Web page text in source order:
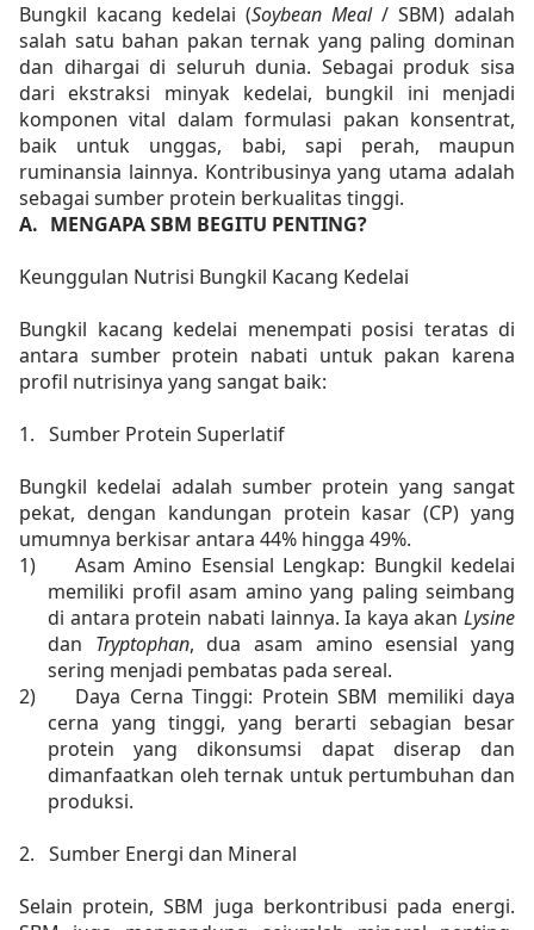
Bungkil kacang kedelai (Soybean Meal/ SBM) adalah
salah satu bahan pakan ternak yang paling dominan
dan dihargai di seluruh dunia. Sebagai produk sisa
dari ekstraksi minyak kedelai, bungkil ini menjadi
komponen vital dalam formulasi pakan konsentrat,
baik untuk unggas, babi, sapi perah, maupun
ruminansia lainnya. Kontribusinya yang utama adalah
sebagai sumber protein berkualitas tinggi.
A. MENGAPA SBM BEGITU PENTING?
Keunggulan Nutrisi Bungkil Kacang Kedelai
Bungkil kacang kedelai menempati posisi teratas di
antara sumber protein nabati untuk pakan karena
profil nutrisinya yang sangat baik:
1. Sumber Protein Superlatif
Bungkil kedelai adalah sumber protein yang sangat
pekat, dengan kandungan protein kasar (CP) yang
umumnya berkisar antara 44% hingga 49%.
1)
Asam Amino Esensial Lengkap: Bungkil kedelai
memiliki profil asam amino yang paling seimbang
di antara protein nabati lainnya. Ia kaya akan Lysine
dan Tryptophan, dua asam amino esensial yang
sering menjadi pembatas pada sereal.
2)
Daya Cerna Tinggi: Protein SBM memiliki daya
cerna yang tinggi, yang berarti sebagian besar
protein yang dikonsumsi dapat diserap dan
dimanfaatkan oleh ternak untuk pertumbuhan dan
produksi.
2. Sumber Energi dan Mineral
Selain protein, SBM juga berkontribusi pada energi.